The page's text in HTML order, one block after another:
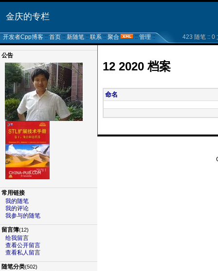
金庆的专栏
开发者Cpp博客 :: 首页 :: 新随笔 :: 联系 :: 聚合 :: 管理 :: 423 随笔 :: 0
公告
常用链接
我的随笔
我的评论
我参与的随笔
留言簿(12)
给我留言
查看公开留言
查看私人留言
随笔分类(502)
12 2020 档案
命名